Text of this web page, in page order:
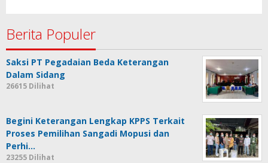
Berita Populer
Saksi PT Pegadaian Beda Keterangan
Dalam Sidang
26615 Dilihat
Begini Keterangan Lengkap KPPS Terkait
Proses Pemilihan Sangadi Mopusi dan
Perhi…
23255 Dilihat